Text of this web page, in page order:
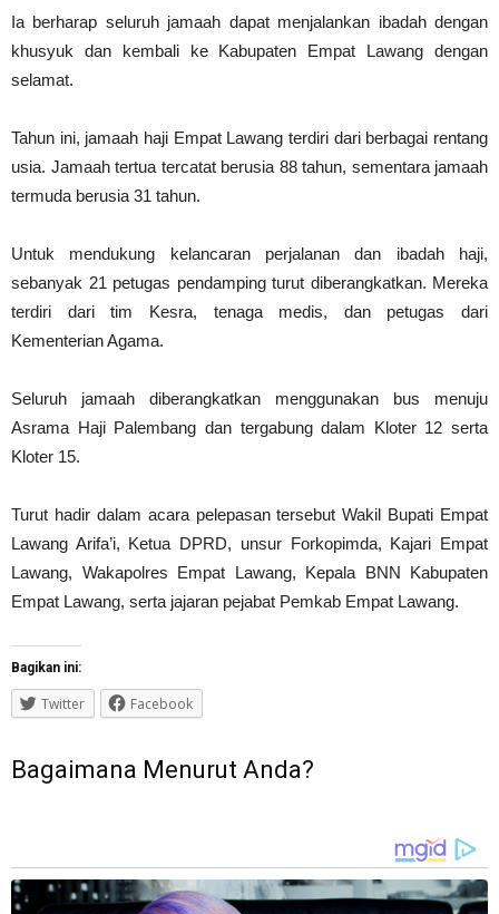
Ia berharap seluruh jamaah dapat menjalankan ibadah dengan
khusyuk dan kembali ke Kabupaten Empat Lawang dengan
selamat.
Tahun ini, jamaah haji Empat Lawang terdiri dari berbagai rentang
usia. Jamaah tertua tercatat berusia 88 tahun, sementara jamaah
termuda berusia 31 tahun.
Untuk mendukung kelancaran perjalanan dan ibadah haji,
sebanyak 21 petugas pendamping turut diberangkatkan. Mereka
terdiri dari tim Kesra, tenaga medis, dan petugas dari
Kementerian Agama.
Seluruh jamaah diberangkatkan menggunakan bus menuju
Asrama Haji Palembang dan tergabung dalam Kloter 12 serta
Kloter 15.
Turut hadir dalam acara pelepasan tersebut Wakil Bupati Empat
Lawang Arifa’i, Ketua DPRD, unsur Forkopimda, Kajari Empat
Lawang, Wakapolres Empat Lawang, Kepala BNN Kabupaten
Empat Lawang, serta jajaran pejabat Pemkab Empat Lawang.
Bagikan ini:
Twitter Facebook
Bagaimana Menurut Anda?